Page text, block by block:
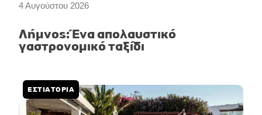
4 Αυγούστου 2026
Λήμνος: Ένα απολαυστικό
γαστρονομικό ταξίδι
ΕΣΤΙΑΤΟΡΙΑ